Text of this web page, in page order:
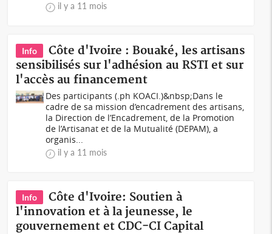
il y a 11 mois
Info
Côte d'Ivoire : Bouaké, les artisans
sensibilisés sur l'adhésion au RSTI et sur
l'accès au financement
Des participants (.ph KOACI.)&nbsp;Dans le
cadre de sa mission d’encadrement des artisans,
la Direction de l’Encadrement, de la Promotion
de l’Artisanat et de la Mutualité (DEPAM), a
organis...
il y a 11 mois
Info
Côte d'Ivoire: Soutien à
l'innovation et à la jeunesse, le
gouvernement et CDC-CI Capital